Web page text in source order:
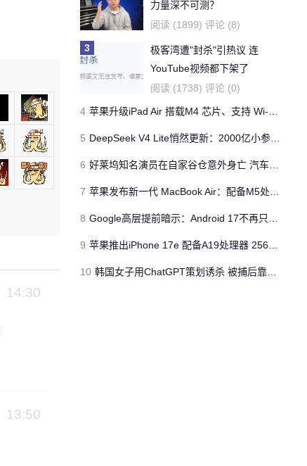
14:30
13:50
力量深不可测？
阅读 (1899) 评论 (8)
3
极客湾遭"封杀"引热议 连
YouTube视频都下架了
阅读 (1738) 评论 (0)
4 苹果升级iPad Air 搭载M4 芯片、支持 Wi‑Fi 7 售价不变
5 DeepSeek V4 Lite悄然更新：2000亿小参数性能逼近美国顶流
6 好莱坞知名演员在自家谷仓意外身亡 汽车搭电时突然自燃
7 苹果发布新一代 MacBook Air：配备M5处理器 性能、存储与 AI 全面升级 ​
8 Google高层提前暗示：Android 17不再只是操作系统
9 苹果推出iPhone 17e 配备A19处理器 256GB容量起步 刘海屏依旧
10 韩国女子用ChatGPT策划诱杀 被捕后靠清纯颜值粉丝暴涨50倍